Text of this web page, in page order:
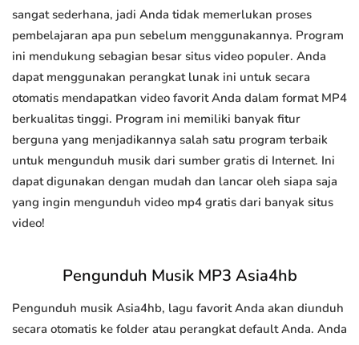
sangat sederhana, jadi Anda tidak memerlukan proses
pembelajaran apa pun sebelum menggunakannya. Program
ini mendukung sebagian besar situs video populer. Anda
dapat menggunakan perangkat lunak ini untuk secara
otomatis mendapatkan video favorit Anda dalam format MP4
berkualitas tinggi. Program ini memiliki banyak fitur
berguna yang menjadikannya salah satu program terbaik
untuk mengunduh musik dari sumber gratis di Internet. Ini
dapat digunakan dengan mudah dan lancar oleh siapa saja
yang ingin mengunduh video mp4 gratis dari banyak situs
video!
Pengunduh Musik MP3 Asia4hb
Pengunduh musik Asia4hb, lagu favorit Anda akan diunduh
secara otomatis ke folder atau perangkat default Anda. Anda